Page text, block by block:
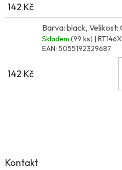
142 Kč
Barva: black, Velikost:
Skladem (99 ks) |
EAN: 5055192329687
142 Kč
Kontakt